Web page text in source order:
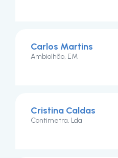
Carlos Martins
Ambiolhão, EM
Cristina Caldas
Contimetra, Lda